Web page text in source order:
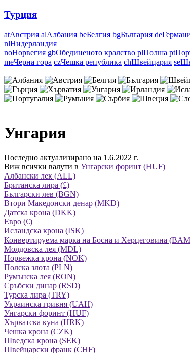
Турция
atАвстрия alАлбания beБелгия bgБългария de
nlНидерландия
noНорвегия gbОбединеното кралство plПолша pt
meЧерна гора czЧешка република chШвейцария se
Унгария
Последно актуализирано на 1.6.2022 г.
Виж всички валути в Унгарски форинт (HUF)
Албански лек (ALL)
Британска лира (£)
Български лев (BGN)
Втори Македонски денар (MKD)
Датска крона (DKK)
Евро (€)
Исландска крона (ISK)
Конвертируема марка на Босна и Херцеговина
Молдовска лея (MDL)
Норвежка крона (NOK)
Полска злота (PLN)
Румънска лея (RON)
Сръбски динар (RSD)
Турска лира (TRY)
Украинска гривня (UAH)
Унгарски форинт (HUF)
Хърватска куна (HRK)
Чешка крона (CZK)
Шведска крона (SEK)
Швейцарски франк (CHF)